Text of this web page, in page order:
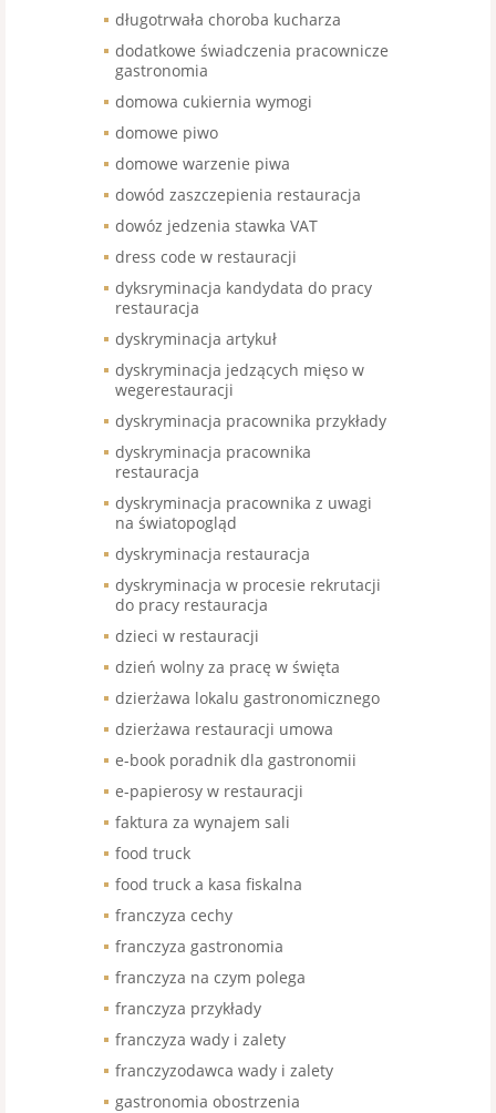
długotrwała choroba kucharza
dodatkowe świadczenia pracownicze
gastronomia
domowa cukiernia wymogi
domowe piwo
domowe warzenie piwa
dowód zaszczepienia restauracja
dowóz jedzenia stawka VAT
dress code w restauracji
dyksryminacja kandydata do pracy
restauracja
dyskryminacja artykuł
dyskryminacja jedzących mięso w
wegerestauracji
dyskryminacja pracownika przykłady
dyskryminacja pracownika
restauracja
dyskryminacja pracownika z uwagi
na światopogląd
dyskryminacja restauracja
dyskryminacja w procesie rekrutacji
do pracy restauracja
dzieci w restauracji
dzień wolny za pracę w święta
dzierżawa lokalu gastronomicznego
dzierżawa restauracji umowa
e-book poradnik dla gastronomii
e-papierosy w restauracji
faktura za wynajem sali
food truck
food truck a kasa fiskalna
franczyza cechy
franczyza gastronomia
franczyza na czym polega
franczyza przykłady
franczyza wady i zalety
franczyzodawca wady i zalety
gastronomia obostrzenia